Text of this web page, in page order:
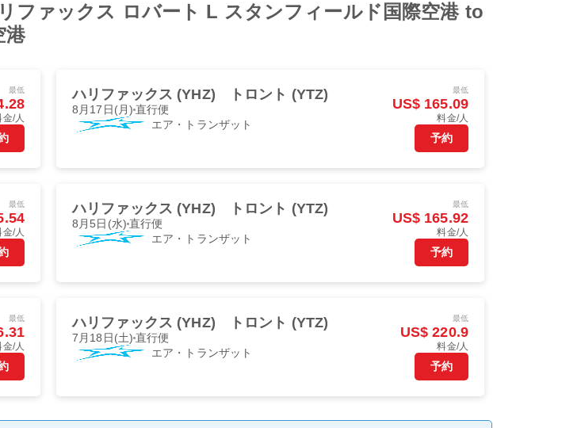
ァックス ロバート L スタンフィールド国際空港 to
港
最低
金/人
ハリファックス (YHZ) トロント (YTZ)
8月17日(月)直行便
エア・トランザット
最低
US$ 165.09
料金/人
予約
最低
金/人
ハリファックス (YHZ) トロント (YTZ)
8月5日(水) 直行便
エア・トランザット
最低
US$ 165.92
料金/人
予約
最低
金/人
ハリファックス (YHZ) トロント (YTZ)
7月18日(土)直行便
エア・トランザット
最低
US$ 220.9
料金/人
予約